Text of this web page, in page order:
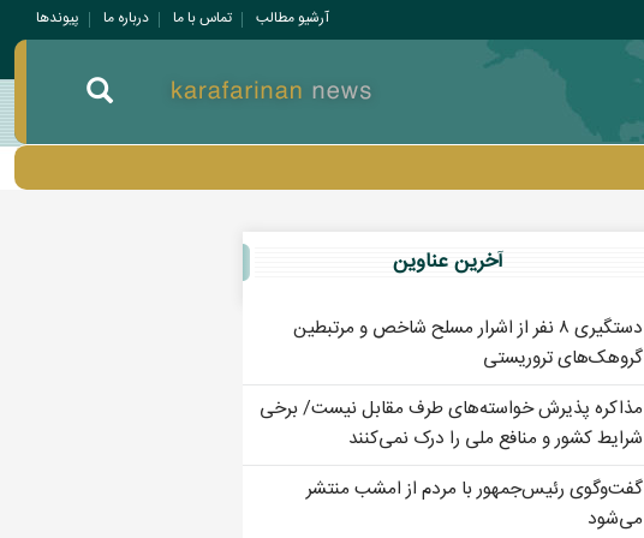
آرشیو مطالب تماس با ما درباره ما پيوندها
آخرين عناوين
دستگیری ۸ نفر از اشرار مسلح شاخص و مرتبطین
گروهک‌های تروریستی
مذاکره پذیرش خواسته‌های طرف مقابل نیست/ برخی
شرایط کشور و منافع ملی را درک نمی‌کنند
گفت‌وگوی رئیس‌جمهور با مردم از امشب منتشر
می‌شود